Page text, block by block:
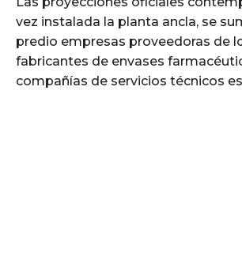
vez instalada la planta ancla, se
predio empresas proveedoras de
fabricantes de envases
compañías de servicios técnicos